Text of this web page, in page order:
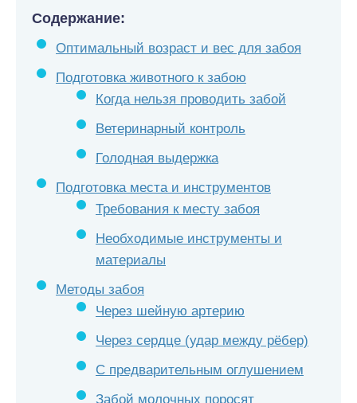
Содержание:
Оптимальный возраст и вес для забоя
Подготовка животного к забою
Когда нельзя проводить забой
Ветеринарный контроль
Голодная выдержка
Подготовка места и инструментов
Требования к месту забоя
Необходимые инструменты и
материалы
Методы забоя
Через шейную артерию
Через сердце (удар между рёбер)
С предварительным оглушением
Забой молочных поросят